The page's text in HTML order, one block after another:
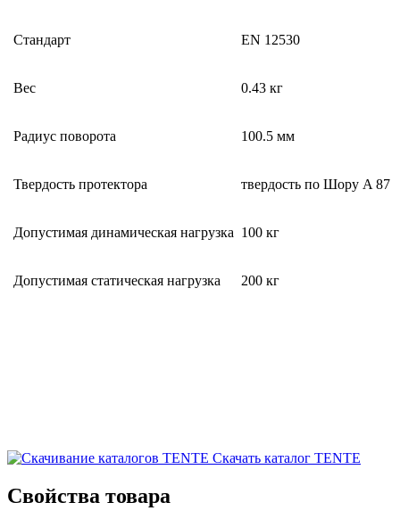
Стандарт EN 12530
Вес 0.43 кг
Радиус поворота 100.5 мм
Твердость протектора твердость по Шору A 87
Допустимая динамическая нагрузка 100 кг
Допустимая статическая нагрузка 200 кг
Скачать каталог TENTE
Свойства товара